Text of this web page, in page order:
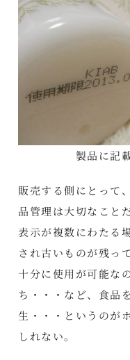
製品に記
販売する側にとって
品管理は大切なこと
表示が複数にわたる
され古いものが残っ
十分に使用が可能な
ち・・・など、食品
生・・・というのが
しれない。